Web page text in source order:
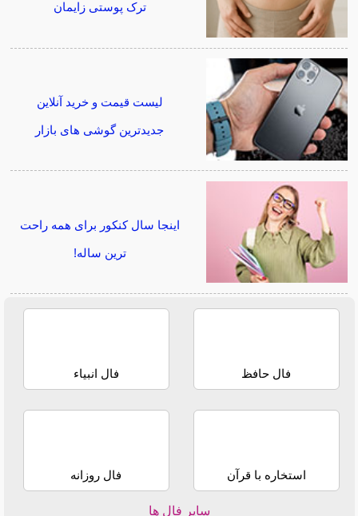
ترک پوستی زایمان
لیست قیمت و خرید آنلاین
جدیدترین گوشی های بازار
اینجا سال کنکور برای همه راحت
ترین ساله!
فال حافظ فال انبیاء
استخاره با قرآن فال روزانه
سایر فال ها